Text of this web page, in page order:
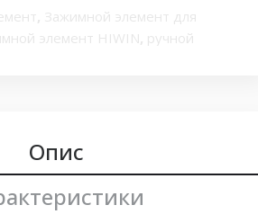
, Зажимной элемент для
элемент HIWIN, ручной
Опис